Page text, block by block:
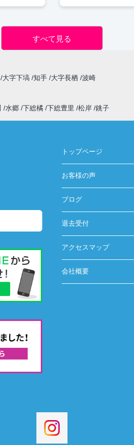
すべて見る
大字下塙 知手 大字長栖 波崎
水郷 下総橘 下総豊里 松岸 銚子
トップページ
お客様の声
ブログ
退去受付
アクセスマップ
会社概要